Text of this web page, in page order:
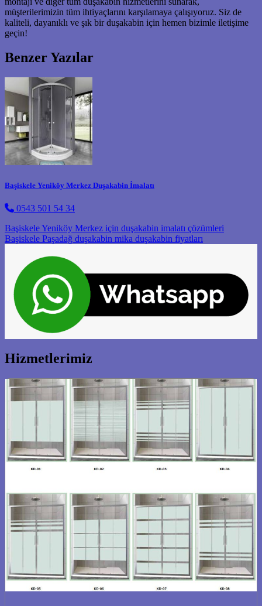
müşterilerimizin tüm ihtiyaçlarını karşılamaya çalışıyoruz. Siz de
kaliteli, dayanıklı ve şık bir duşakabin için hemen bizimle iletişime
geçin!
Benzer Yazılar
Başiskele Yeniköy Merkez Duşakabin İmalatı
0543 501 54 34
Post navigation
Başiskele Yeniköy Merkez için duşakabin imalatı çözümleri
Başiskele Paşadağ duşakabin mika duşakabin fiyatları
Hizmetlerimiz